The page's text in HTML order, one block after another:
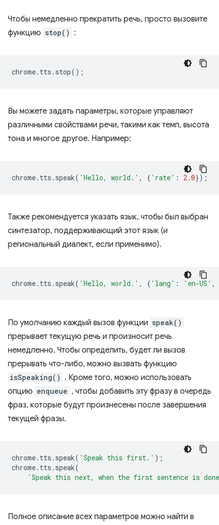
Чтобы немедленно прекратить речь, просто вызовите
функцию stop() :
chrome. tts . stop();
Вы можете задать параметры, которые управляют
различными свойствами речи, такими как темп, высота
тона и многое другое. Например:
chrome. tts . speak( 'Hello, world.' , { 'rate' : 2.0});
Также рекомендуется указать язык, чтобы был выбран
синтезатор, поддерживающий этот язык (и
региональный диалект, если применимо).
chrome. tts . speak( 'Hello, world.' , { 'lang' : 'en-US' ,
По умолчанию каждый вызов функции speak()
прерывает текущую речь и произносит речь
немедленно. Чтобы определить, будет ли вызов
прерывать что-либо, можно вызвать функцию
isSpeaking() . Кроме того, можно использовать
опцию enqueue , чтобы добавить эту фразу в очередь
фраз, которые будут произнесены после завершения
текущей фразы.
chrome. tts . speak( 'Speak this first.' );
chrome. tts . speak(
'Speak this next, when the first sentence is
Полное описание всех параметров можно найти в